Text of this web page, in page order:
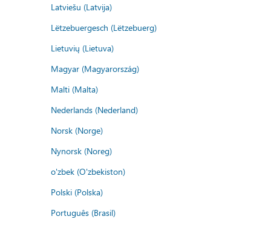
Latviešu (Latvija)
Lëtzebuergesch (Lëtzebuerg)
Lietuvių (Lietuva)
Magyar (Magyarország)
Malti (Malta)
Nederlands (Nederland)
Norsk (Norge)
Nynorsk (Noreg)
o'zbek (O'zbekiston)
Polski (Polska)
Português (Brasil)